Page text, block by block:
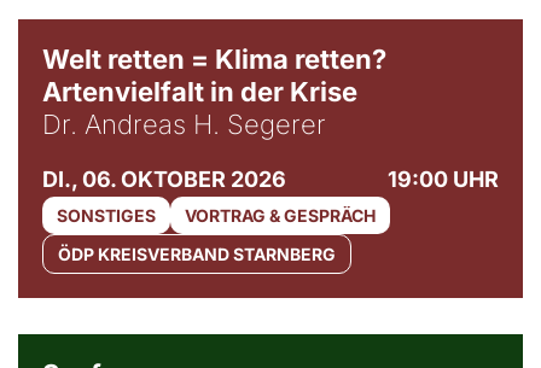
Welt retten = Klima retten?
Artenvielfalt in der Krise
Dr. Andreas H. Segerer
DI., 06. OKTOBER 2026 19:00 UHR
SONSTIGES
VORTRAG & GESPRÄCH
ÖDP KREISVERBAND STARNBERG